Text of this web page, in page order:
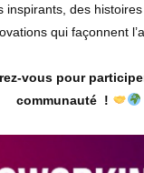
inspirants, des
qui façonnent
vous pour
communauté !